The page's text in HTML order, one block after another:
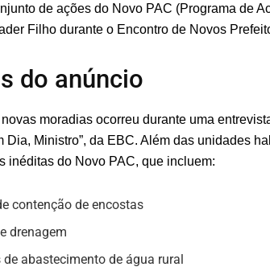
de ações do Novo PAC (Programa de
Filho durante o Encontro de Novos
do anúncio
moradias ocorreu durante uma
Dia, Ministro”, da EBC. Além das unidades
inéditas do Novo PAC, que incluem:
contenção de encostas
drenagem
abastecimento de água rural